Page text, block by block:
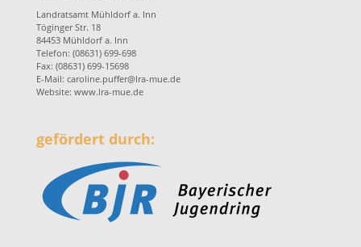
Landratsamt Mühldorf a. Inn
Töginger Str. 18
84453 Mühldorf a. Inn
Telefon: (08631) 699-698
Fax: (08631) 699-15698
E-Mail: caroline.puffer@lra-mue.de
Website: www.lra-mue.de
gefördert durch: